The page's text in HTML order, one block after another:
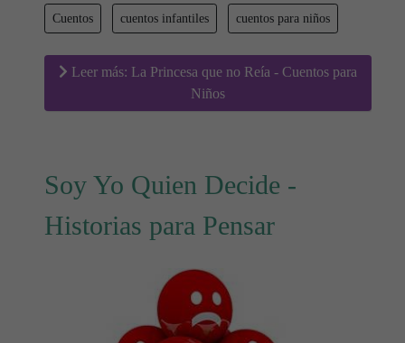
Cuentos cuentos infantiles cuentos para niños
Leer más: La Princesa que no Reía - Cuentos para
Niños
Soy Yo Quien Decide -
Historias para Pensar